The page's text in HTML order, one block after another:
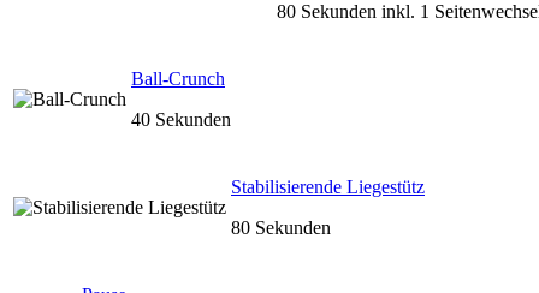
80 Sekunden inkl. 1
Ball-Crunch
40 Sekunden
Stabilisierende Liegestütz
80 Sekunden